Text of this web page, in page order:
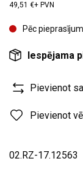
49,51 €+ PVN
Pēc
Iespējama
Pievienot
Pievienot
02.RZ-17.12563